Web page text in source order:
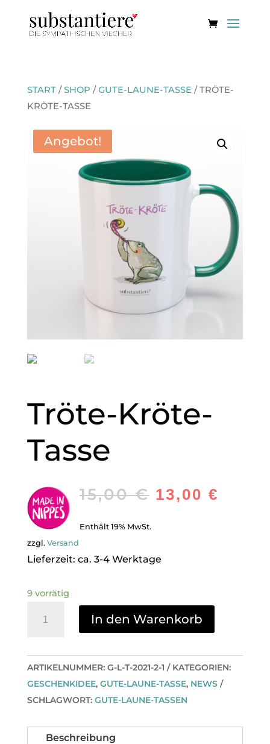
START/SHOP /GUTE-LAUNE-TASSE / TRÖTE-
KRÖTE-TASSE
Angebot!
Tröte-Kröte-
Tasse
15,00€ 13,00 €
Enthält 19% MwSt.
zzgl. Versand
Lieferzeit: ca. 3-4 Werktage
9 vorrätig
Kröte-
Menge
In den Warenkorb
ARTIKELNUMMER: G-L-T-2021-2-1
KATEGORIEN:
GESCHENKIDEE, GUTE-LAUNE-TASSE, NEWS
SCHLAGWORT: GUTE-LAUNE-TASSEN
Beschreibung